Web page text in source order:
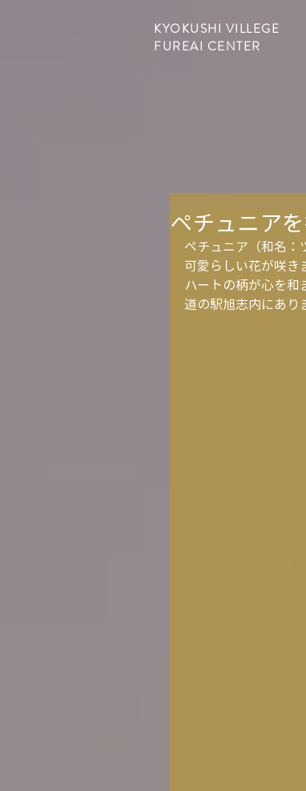
KYOKUSHI VILLEGE
FUREAI CENTER
ペチュニア
ペチュニア（和名：
可愛らしい花が咲き
ハートの柄が心を和
道の駅旭志内にあ